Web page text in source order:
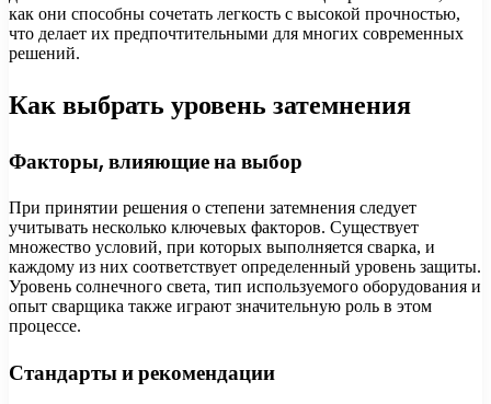
как они способны сочетать легкость с высокой прочностью,
что делает их предпочтительными для многих современных
решений.
Как выбрать уровень затемнения
Факторы, влияющие на выбор
При принятии решения о степени затемнения следует
учитывать несколько ключевых факторов. Существует
множество условий, при которых выполняется сварка, и
каждому из них соответствует определенный уровень защиты.
Уровень солнечного света, тип используемого оборудования и
опыт сварщика также играют значительную роль в этом
процессе.
Стандарты и рекомендации